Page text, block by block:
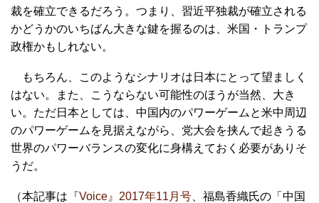
裁を確立できるだろう。つまり、習近平独裁が確立される
かどうかのいちばん大きな鍵を握るのは、米国・トランプ
政権かもしれない。
もちろん、このようなシナリオは日本にとって望ましく
はない。また、こうならない可能性のほうが当然、大き
い。ただ日本としては、中国内のパワーゲームと米中周辺
のパワーゲームを見据えながら、党大会を挟んで起きうる
世界のパワーバランスの変化に身構えておく必要がありそ
うだ。
（本記事は 『Voice』2017年11月号 、福島香織氏の「中国